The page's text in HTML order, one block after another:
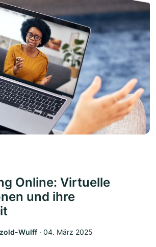
Online: Virtuelle
und ihre
Wulff ‧ 04. März 2025